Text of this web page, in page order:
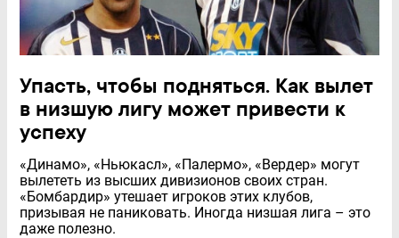
Упасть, чтобы подняться. Как вылет
в низшую лигу может привести к
успеху
«Динамо», «Ньюкасл», «Палермо», «Вердер» могут
вылететь из высших дивизионов своих стран.
«Бомбардир» утешает игроков этих клубов,
призывая не паниковать. Иногда низшая лига – это
даже полезно.